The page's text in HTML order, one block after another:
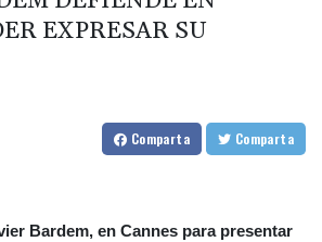
EXPRESAR SU
Comparta Comparta
Bardem, en Cannes para presentar